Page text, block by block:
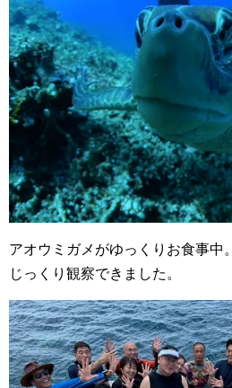
アオウミガメがゆっくりお食事中。
じっくり観察できました。